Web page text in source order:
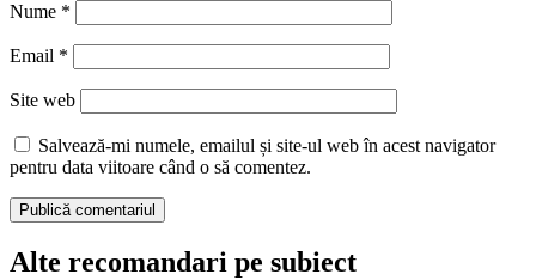
Nume *
Email *
Site web
Salvează-mi numele, emailul și site-ul web în acest navigator
pentru data viitoare când o să comentez.
Alte recomandari pe subiect